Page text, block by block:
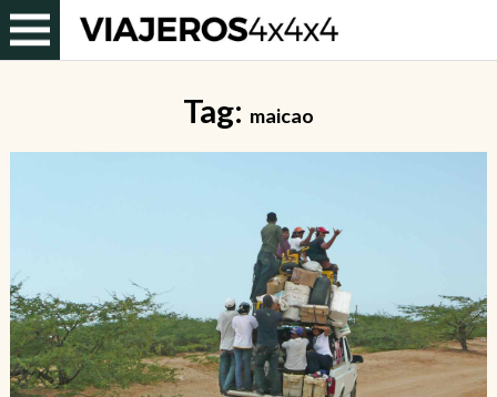
Tag: maicao